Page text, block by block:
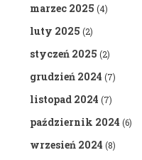
marzec 2025 (4)
luty 2025 (2)
styczeń 2025 (2)
grudzień 2024 (7)
listopad 2024 (7)
październik 2024 (6)
wrzesień 2024 (8)